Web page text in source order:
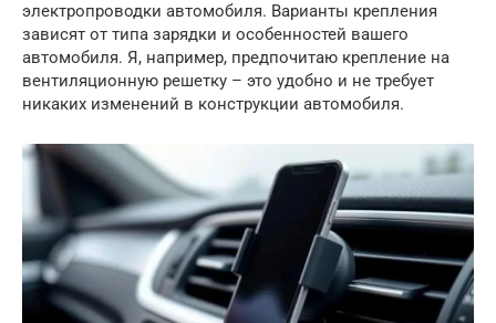
электропроводки автомобиля. Варианты крепления
зависят от типа зарядки и особенностей вашего
автомобиля. Я, например, предпочитаю крепление на
вентиляционную решетку – это удобно и не требует
никаких изменений в конструкции автомобиля.